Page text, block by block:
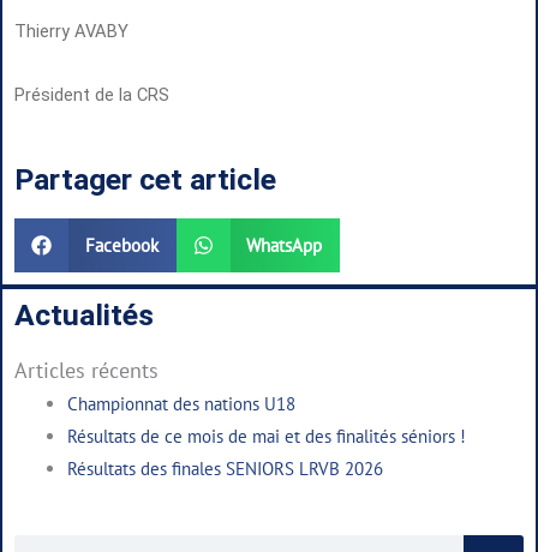
Thierry AVABY
Président de la CRS
Partager cet article
Facebook WhatsApp
Actualités
Articles récents
Championnat des nations U18
Résultats de ce mois de mai et des finalités séniors !
Résultats des finales SENIORS LRVB 2026